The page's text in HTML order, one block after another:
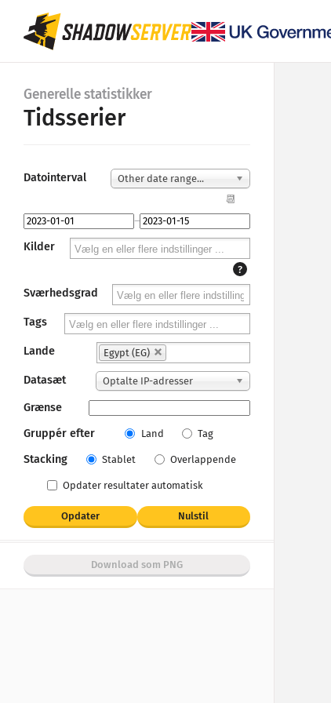
Generelle statistikker
Tidsserier
Datointerval Other date range...
📆
–
Kilder
?
Sværhedsgrad
Tags
Lande Egypt (EG)
Datasæt Optalte IP-adresser
Grænse
Gruppér efter
Land Tag
Stacking Stablet Overlappende
Opdater resultater automatisk
Opdater Nulstil
Download som PNG